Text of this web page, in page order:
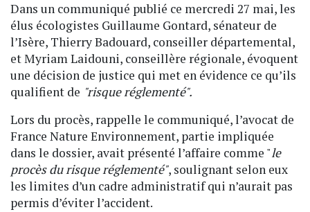
Dans un communiqué publié ce mercredi 27 mai, les
élus écologistes Guillaume Gontard, sénateur de
l’Isère, Thierry Badouard, conseiller départemental,
et Myriam Laidouni, conseillère régionale, évoquent
une décision de justice qui met en évidence ce qu’ils
qualifient de "risque réglementé".
Lors du procès, rappelle le communiqué, l’avocat de
France Nature Environnement, partie impliquée
dans le dossier, avait présenté l’affaire comme "le
procès du risque réglementé", soulignant selon eux
les limites d’un cadre administratif qui n’aurait pas
permis d’éviter l’accident.